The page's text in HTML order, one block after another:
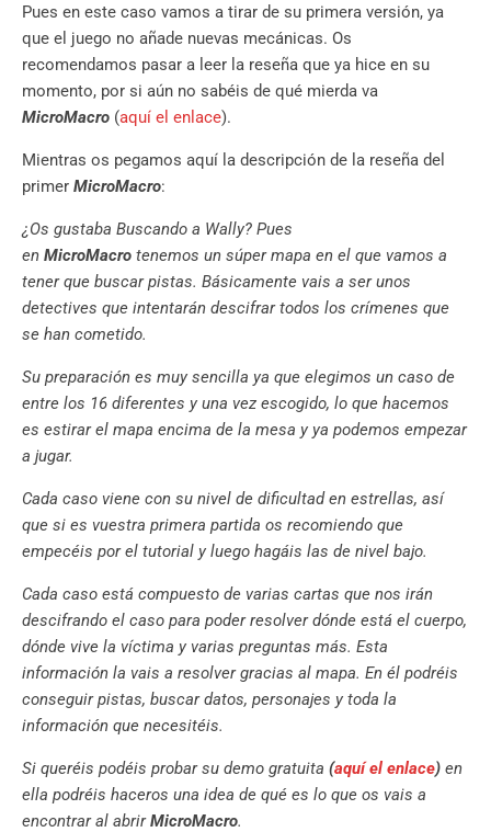
Pues en este caso vamos a tirar de su primera versión, ya
que el juego no añade nuevas mecánicas. Os
recomendamos pasar a leer la reseña que ya hice en su
momento, por si aún no sabéis de qué mierda va
MicroMacro (aquí el enlace).
Mientras os pegamos aquí la descripción de la reseña del
primer MicroMacro:
¿Os gustaba Buscando a Wally? Pues
en MicroMacro tenemos un súper mapa en el que vamos a
tener que buscar pistas. Básicamente vais a ser unos
detectives que intentarán descifrar todos los crímenes que
se han cometido.
Su preparación es muy sencilla ya que elegimos un caso de
entre los 16 diferentes y una vez escogido, lo que hacemos
es estirar el mapa encima de la mesa y ya podemos empezar
a jugar.
Cada caso viene con su nivel de dificultad en estrellas, así
que si es vuestra primera partida os recomiendo que
empecéis por el tutorial y luego hagáis las de nivel bajo.
Cada caso está compuesto de varias cartas que nos irán
descifrando el caso para poder resolver dónde está el cuerpo,
dónde vive la víctima y varias preguntas más. Esta
información la vais a resolver gracias al mapa. En él podréis
conseguir pistas, buscar datos, personajes y toda la
información que necesitéis.
Si queréis podéis probar su demo gratuita (aquí el enlace) en
ella podréis haceros una idea de qué es lo que os vais a
encontrar al abrirMicroMacro.